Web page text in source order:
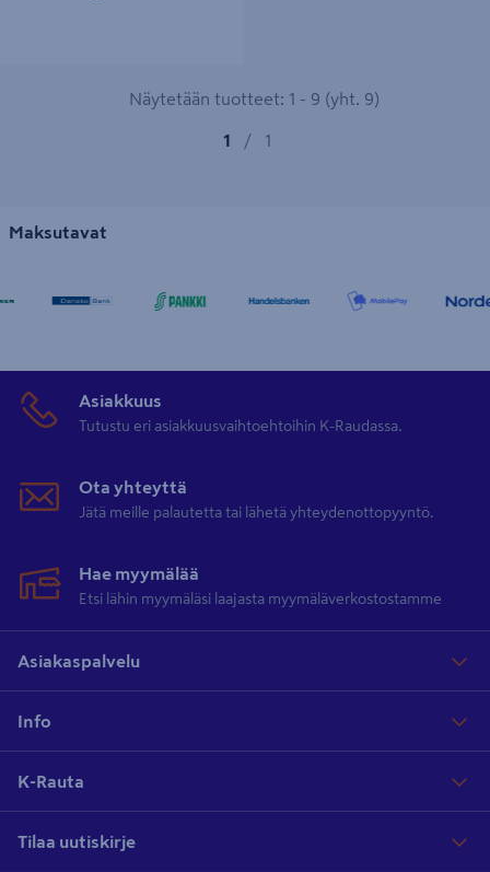
Näytetään tuotteet: 1 - 9 (yht. 9)
1 / 1
Maksutavat
Asiakkuus
Tutustu eri asiakkuusvaihtoehtoihin K-Raudassa.
Ota yhteyttä
Jätä meille palautetta tai lähetä yhteydenottopyyntö.
Hae myymälää
Etsi lähin myymäläsi laajasta myymäläverkostostamme
Asiakaspalvelu
Info
K-Rauta
Tilaa uutiskirje